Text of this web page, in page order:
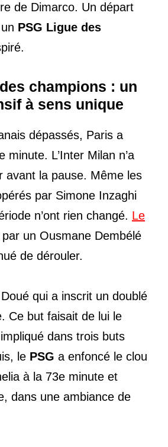
de Dimarco. Un départ
PSG Ligue des
champions : un
à sens unique
dépassés, Paris a
minute. L’Inter Milan n’a
avant la pause. Même les
par Simone Inzaghi
n’ont rien changé. Le
un Ousmane Dembélé
de dérouler.
qui a inscrit un doublé
Ce but faisait de lui le
dans trois buts
le PSG a enfoncé le clou
à la 73e minute et
dans une ambiance de